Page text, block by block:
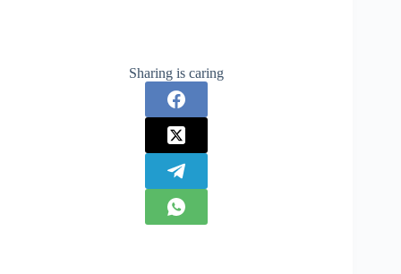
Sharing is caring